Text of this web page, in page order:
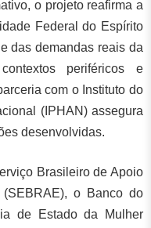
o projeto reafirma a
Federal do Espírito
das demandas reais da
periféricos e
com o Instituto do
(IPHAN) assegura
desenvolvidas.
Brasileiro de Apoio
o Banco do
de Estado da Mulher